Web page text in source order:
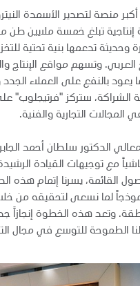
منصة لتصدير الأسمدة
وحديثة تدعمها بنية تحتية
العربي. وتسهم مواقع الإنتاج
بالنفع على العملاء الجدد
الشراكة، ستركز "فرتيجلوب"
المجالات التجارية والفنية.
الدكتور سلطان أحمد
مع توجيهات القيادة
القائمة، يسرنا إتمام
نموذجاً لما نسعى لتحقيقه من
للتوسع في مجال